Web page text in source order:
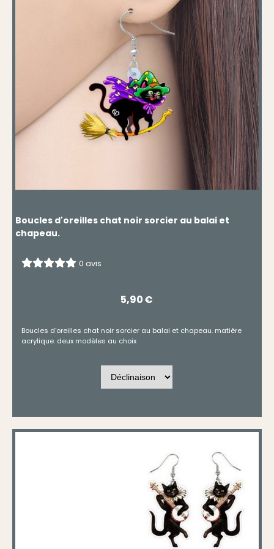
Boucles d'oreilles chat noir sorcier au balai et
chapeau.
0 avis
5,90€
Boucles d'oreilles chat noir sorcier au balai et chapeau. matière
acrylique. deux modèles au choix